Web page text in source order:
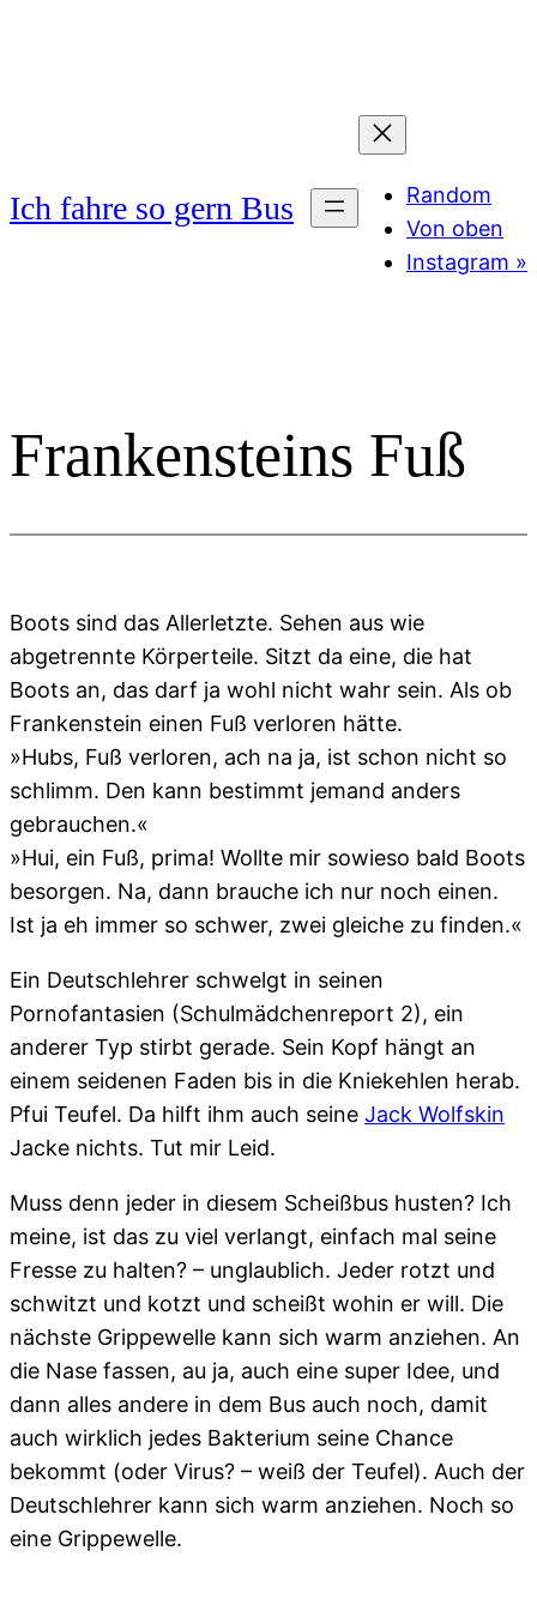
Ich fahre so gern Bus
Random
Von oben
Instagram »
Frankensteins Fuß
Boots sind das Allerletzte. Sehen aus wie
abgetrennte Körperteile. Sitzt da eine, die hat
Boots an, das darf ja wohl nicht wahr sein. Als ob
Frankenstein einen Fuß verloren hätte.
»Hubs, Fuß verloren, ach na ja, ist schon nicht so
schlimm. Den kann bestimmt jemand anders
gebrauchen.«
»Hui, ein Fuß, prima! Wollte mir sowieso bald Boots
besorgen. Na, dann brauche ich nur noch einen.
Ist ja eh immer so schwer, zwei gleiche zu finden.«
Ein Deutschlehrer schwelgt in seinen
Pornofantasien (Schulmädchenreport 2), ein
anderer Typ stirbt gerade. Sein Kopf hängt an
einem seidenen Faden bis in die Kniekehlen herab.
Pfui Teufel. Da hilft ihm auch seine Jack Wolfskin
Jacke nichts. Tut mir Leid.
Muss denn jeder in diesem Scheißbus husten? Ich
meine, ist das zu viel verlangt, einfach mal seine
Fresse zu halten? – unglaublich. Jeder rotzt und
schwitzt und kotzt und scheißt wohin er will. Die
nächste Grippewelle kann sich warm anziehen. An
die Nase fassen, au ja, auch eine super Idee, und
dann alles andere in dem Bus auch noch, damit
auch wirklich jedes Bakterium seine Chance
bekommt (oder Virus? – weiß der Teufel). Auch der
Deutschlehrer kann sich warm anziehen. Noch so
eine Grippewelle.